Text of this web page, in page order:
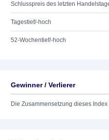
Schlusspreis des letzten
Tagestief/-hoch
52-Wochentief/-hoch
Gewinner / Verlierer
Die Zusammensetzung dieses